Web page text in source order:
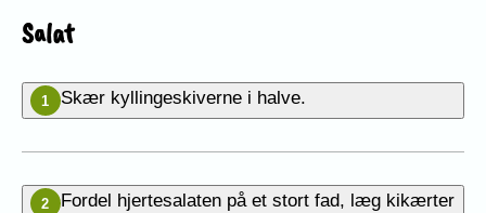
Salat
1 Skær kyllingeskiverne i halve.
2
Fordel hjertesalaten på et stort fad, læg kikærter